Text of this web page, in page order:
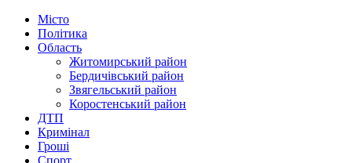
Місто
Політика
Область
Житомирський район
Бердичівський район
Звягельський район
Коростенський район
ДТП
Кримінал
Гроші
Спорт